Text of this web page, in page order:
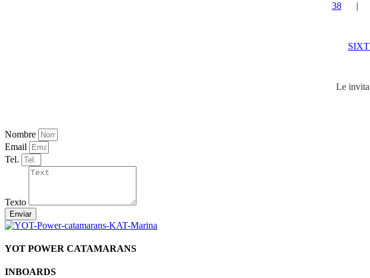
38
|
Le
Nombre
Email
Tel.
Texto
Enviar
YOT POWER CATAMARANS
INBOARDS